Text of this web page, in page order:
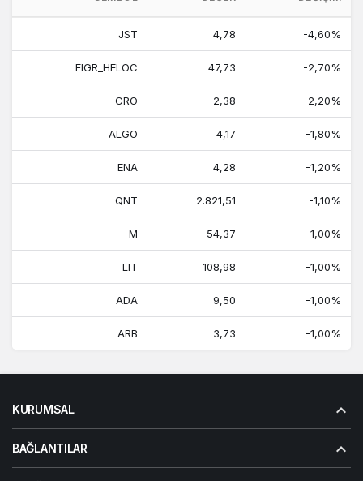
JST 4,78 -4,60%
FIGR_HELOC 47,73 -2,70%
CRO 2,38 -2,20%
ALGO 4,17 -1,80%
ENA 4,28 -1,20%
QNT 2.821,51 -1,10%
M 54,37 -1,00%
LIT 108,98 -1,00%
ADA 9,50 -1,00%
ARB 3,73 -1,00%
KURUMSAL
BAĞLANTILAR